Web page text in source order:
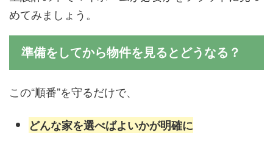
めてみましょう。
準備をしてから物件を見るとどうなる？
この“順番”を守るだけで、
どんな家を選べばよいかが明確に